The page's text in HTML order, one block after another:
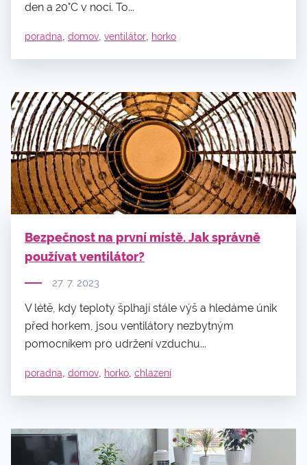
den a 20°C v noci. To...
poradna, domov, ventilátor, horko
Bezpečnost na první místě. Jak správně
používat ventilátor?
27. 7. 2023
V létě, kdy teploty šplhají stále výš a hledáme únik
před horkem, jsou ventilátory nezbytným
pomocníkem pro udržení vzduchu...
poradna, domov, horko, chlazení